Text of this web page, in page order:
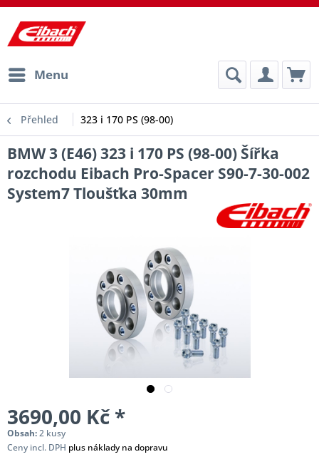
Menu
Přehled 323 i 170 PS (98-00)
BMW 3 (E46) 323 i 170 PS (98-00) Šířka
rozchodu Eibach Pro-Spacer S90-7-30-002
System7 Tloušťka 30mm
3690,00 Kč *
Obsah:2 kusy
Ceny incl. DPH plus náklady na dopravu